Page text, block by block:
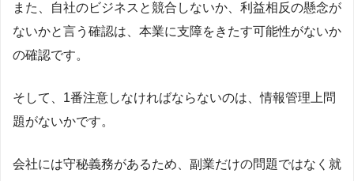
また、自社のビジネスと競合しないか、利益相反の懸念が
ないかと言う確認は、本業に支障をきたす可能性がないか
の確認です。
そして、1番注意しなければならないのは、情報管理上問
題がないかです。
会社には守秘義務があるため、副業だけの問題ではなく就